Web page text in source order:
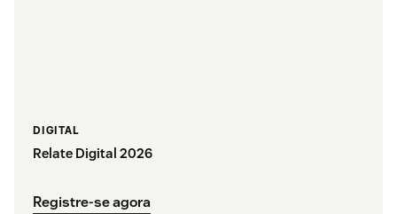
DIGITAL
Relate Digital 2026
Registre-se agora